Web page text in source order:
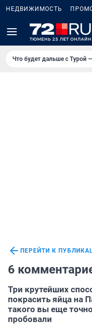
НЕДВИЖИМОСТЬ
Что будет дальше с Турой
ПЕРЕЙТИ К
6
Три крутейших
покрасить яйца на
такого вы еще
пробовали